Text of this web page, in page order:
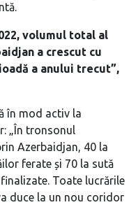
volumul total al
a crescut cu
a anului trecut”,
în mod activ la
„În tronsonul
Azerbaidjan, 40 la
ferate și 70 la sută
Toate lucrările
duce la un nou coridor